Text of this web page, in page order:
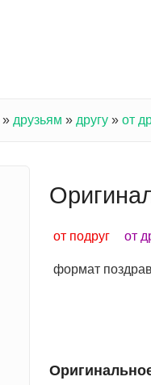
» друзьям » другу » от
от подруг от
формат